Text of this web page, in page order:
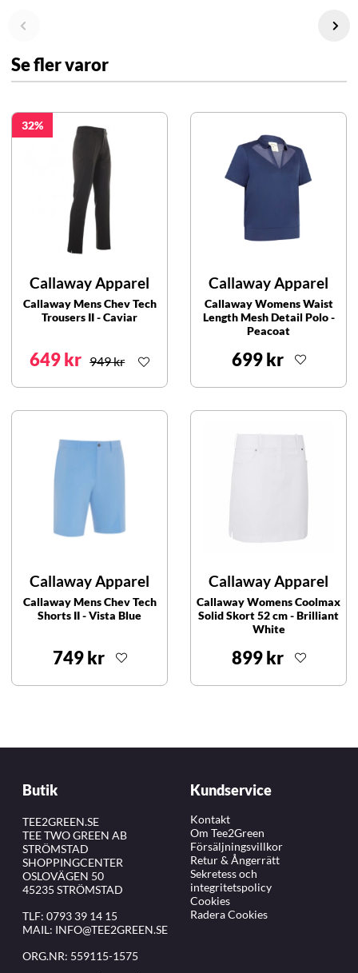
Se fler varor
32
Callaway Apparel
Callaway Mens Chev Tech
Trousers II - Caviar
649 kr 949 kr
Callaway Apparel
Callaway Womens Waist
Length Mesh Detail Polo -
Peacoat
699 kr
Callaway Apparel
Callaway Mens Chev Tech
Shorts II - Vista Blue
749 kr
Callaway Apparel
Callaway Womens Coolmax
Solid Skort 52 cm - Brilliant
White
899 kr
Butik
TEE2GREEN.SE
TEE TWO GREEN AB
STRÖMSTAD
SHOPPINGCENTER
OSLOVÄGEN 50
45235 STRÖMSTAD
TLF: 0793 39 14 15
MAIL: INFO@TEE2GREEN.SE
ORG.NR: 559115-1575
Kundservice
Kontakt
Om Tee2Green
Försäljningsvillkor
Retur & Ångerrätt
Sekretess och
integritetspolicy
Cookies
Radera Cookies